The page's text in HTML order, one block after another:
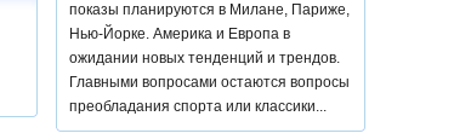
показы планируются в Милане, Париже,
Нью-Йорке. Америка и Европа в
ожидании новых тенденций и трендов.
Главными вопросами остаются вопросы
преобладания спорта или классики...